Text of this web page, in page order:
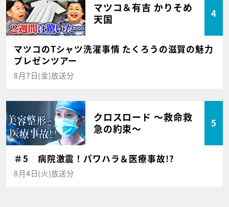
マツコ＆有吉 かりそめ
天国
4
マツコのTシャツ洗濯事情 たくろうの滋賀の魅力
プレゼンツアー
8月7日(金)放送分
クロスロード ～救命救
急の約束～
5
＃5 病院激震！パワハラ＆医療事故!?
8月4日(火)放送分